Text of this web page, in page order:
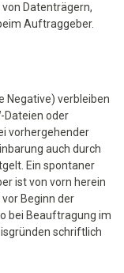
Datenträgern,
Auftraggeber.
Negative) verbleiben
Dateien oder
vorhergehender
auch durch
Ein spontaner
ist von vorn herein
Beginn der
bei Beauftragung im
schriftlich